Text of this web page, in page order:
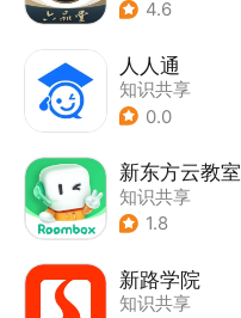
4.6
人人通
知识共享
0.0
新东方云教室
知识共享
1.8
新路学院
知识共享